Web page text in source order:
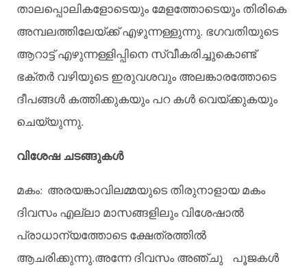
താലപ്പൊലികളോടെയും മേളത്തോടെയും തിരികെ
അമ്പലത്തിലേയ്ക്ക് എഴുന്നള്ളുന്നു. ഭഗവതിയുടെ
ആറാട്ട് എഴുന്നള്ളിപ്പിനെ സ്വീകരിച്ചുകൊണ്ട്
ഭക്തർ വഴിയുടെ ഇരുവശവും അലങ്കാരത്തോടെ
ദീപങ്ങൾ കത്തിക്കുകയും പറ കൾ വെയ്ക്കുകയും
ചെയ്യുന്നു.
വിശേഷ ചടങ്ങുകൾ
മകം: അരയങ്കാവിലമ്മയുടെ തിരുനാളായ മകം
ദിവസം എല്ലാ മാസങ്ങളിലും വിശേഷാൽ
പ്രാധാന്യത്തോടെ ക്ഷേത്രത്തിൽ
ആചരിക്കുന്നു.അന്നേ ദിവസം അഞ്ചു
പൂജകൾ